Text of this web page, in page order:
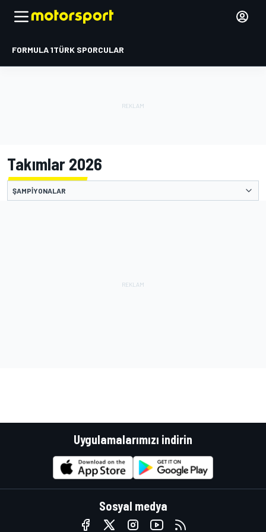
FORMULA 1TÜRK SPORCULAR
Takımlar 2026
ŞAMPIYONALAR
Uygulamalarımızı indirin
Sosyal medya